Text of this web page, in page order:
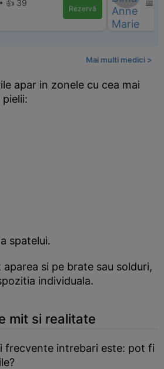
👍 39
Rezervă
📅
Mai multi medici >
apar in zonele cu cea mai
spatelui.
si pe brate sau solduri,
individuala.
mit si realitate
frecvente intrebari este: pot fi